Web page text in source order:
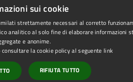
Copyright © 2026 • Comune
sui cookie
strettamente necessari al corretto
analitico al solo fine di elaborare informazioni
e anonime.
la cookie policy al seguente link
RIFIUTA TUTTO